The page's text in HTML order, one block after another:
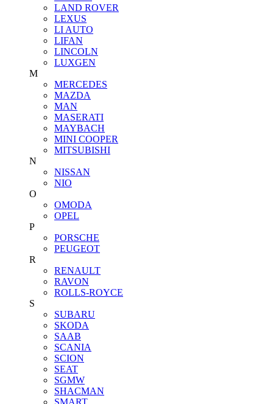
LAND ROVER
LEXUS
LI AUTO
LIFAN
LINCOLN
LUXGEN
M
MERCEDES
MAZDA
MAN
MASERATI
MAYBACH
MINI COOPER
MITSUBISHI
N
NISSAN
NIO
O
OMODA
OPEL
P
PORSCHE
PEUGEOT
R
RENAULT
RAVON
ROLLS-ROYCE
S
SUBARU
SKODA
SAAB
SCANIA
SCION
SEAT
SGMW
SHACMAN
SMART